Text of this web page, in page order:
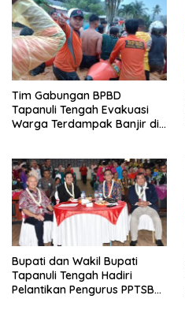
Tim Gabungan BPBD
Tapanuli Tengah Evakuasi
Warga Terdampak Banjir di
Bupati dan Wakil Bupati
Tapanuli Tengah Hadiri
Pelantikan Pengurus PPTSB